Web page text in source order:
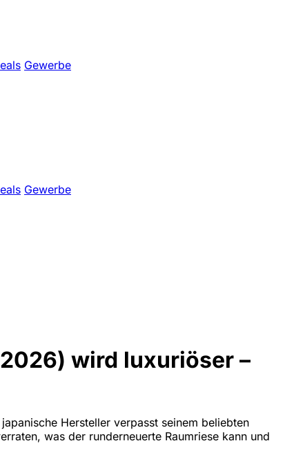
Gewerbe
Gewerbe
wird luxuriöser –
Hersteller verpasst seinem beliebten
was der runderneuerte Raumriese kann und